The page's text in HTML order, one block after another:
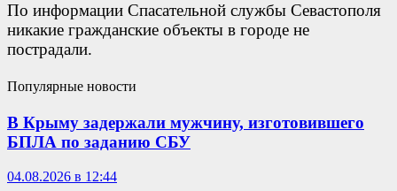
По информации Спасательной службы Севастополя
никакие гражданские объекты в городе не
пострадали.
Популярные новости
В Крыму задержали мужчину, изготовившего
БПЛА по заданию СБУ
04.08.2026 в 12:44